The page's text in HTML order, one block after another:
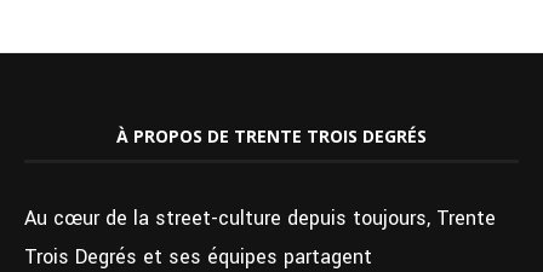
À PROPOS DE TRENTE TROIS DEGRÉS
Au cœur de la street-culture depuis toujours, Trente
Trois Degrés et ses équipes partagent